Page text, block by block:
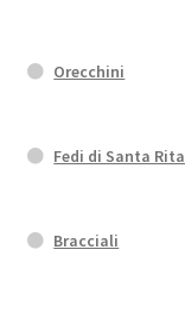
Orecchini
Fedi di Santa Rita
Bracciali